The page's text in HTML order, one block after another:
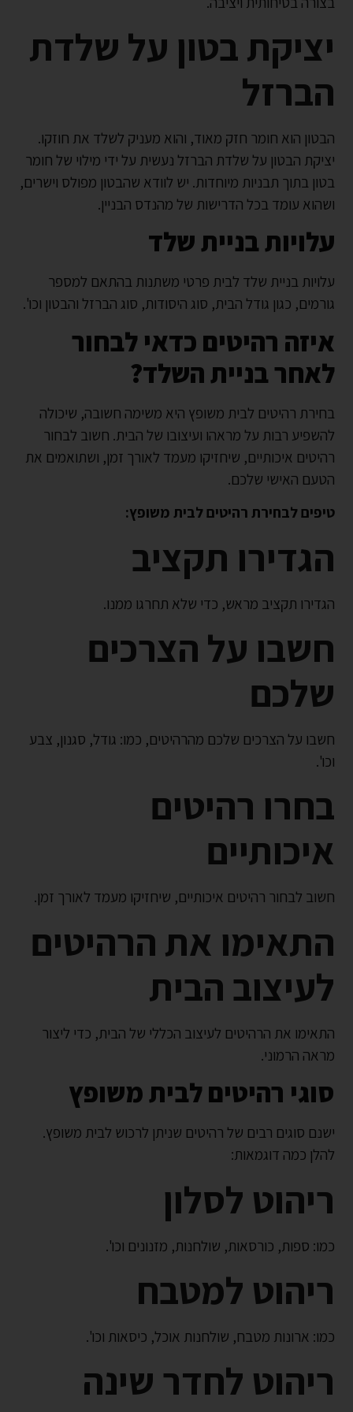
יציקת בטון על שלדת
הברזל
הבטון הוא חומר חזק מאוד, והוא מעניק לשלד את חוזקו.
יציקת הבטון על שלדת הברזל נעשית על ידי מילוי של חומר
בטון בתוך תבניות מיוחדות. יש לוודא שהבטון מפולס וישרים,
ושהוא עומד בכל הדרישות של מהנדס הבניין.
עלויות בניית שלד
עלויות בניית שלד לבית פרטי משתנות בהתאם למספר
גורמים, כגון גודל הבית, סוג היסודות, סוג הברזל והבטון וכו'.
איזה רהיטים כדאי לבחור
לאחר בניית השלד?
בחירת רהיטים לבית משופץ היא משימה חשובה, שיכולה
להשפיע רבות על מראהו ועיצובו של הבית. חשוב לבחור
רהיטים איכותיים, שיחזיקו מעמד לאורך זמן, ושתואמים את
הטעם האישי שלכם.
טיפים לבחירת רהיטים לבית משופץ:
הגדירו תקציב
הגדירו תקציב מראש, כדי שלא תחרגו ממנו.
חשבו על הצרכים
שלכם
חשבו על הצרכים שלכם מהרהיטים, כמו: גודל, סגנון, צבע
וכו'.
בחרו רהיטים
איכותיים
חשוב לבחור רהיטים איכותיים, שיחזיקו מעמד לאורך זמן.
התאימו את הרהיטים
לעיצוב הבית
התאימו את הרהיטים לעיצוב הכללי של הבית, כדי ליצור
מראה הרמוני.
סוגי רהיטים לבית משופץ
ישנם סוגים רבים של רהיטים שניתן לרכוש לבית משופץ.
להלן כמה דוגמאות:
ריהוט לסלון
כמו: ספות, כורסאות, שולחנות, מזנונים וכו'.
ריהוט למטבח
כמו: ארונות מטבח, שולחנות אוכל, כיסאות וכו'.
ריהוט לחדר שינה